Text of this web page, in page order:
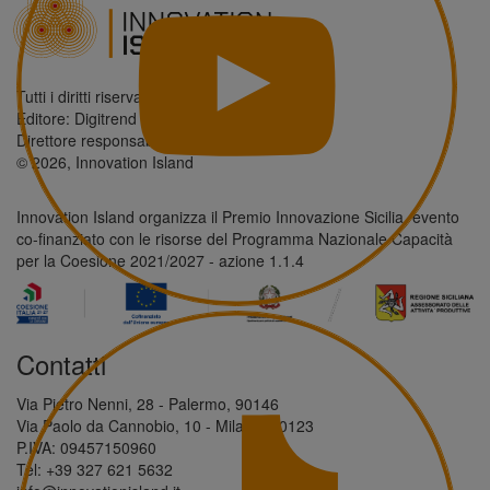
Tutti i diritti riservati.
Editore: Digitrend S.r.l.
Direttore responsabile: Antonio Giordano
© 2026, Innovation Island
Innovation Island organizza il Premio Innovazione Sicilia, evento
co-finanziato con le risorse del Programma Nazionale Capacità
per la Coesione 2021/2027 - azione 1.1.4
Contatti
Via Pietro Nenni, 28 - Palermo, 90146
Via Paolo da Cannobio, 10 - Milano, 20123
P.IVA: 09457150960
Tel: +39 327 621 5632